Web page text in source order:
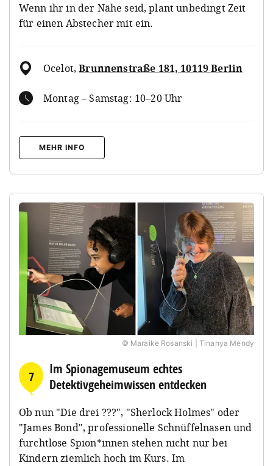
Wenn ihr in der Nähe seid, plant unbedingt Zeit
für einen Abstecher mit ein.
Ocelot,Brunnenstraße 181, 10119 Berlin
Montag – Samstag: 10–20 Uhr
MEHR INFO
© Maraike Rosanski | Tinanya Mendy
7
Im Spionagemuseum echtes
Detektivgeheimwissen entdecken
Ob nun "Die drei ???", "Sherlock Holmes" oder
"James Bond", professionelle Schnüffelnasen und
furchtlose Spion*innen stehen nicht nur bei
Kindern ziemlich hoch im Kurs. Im